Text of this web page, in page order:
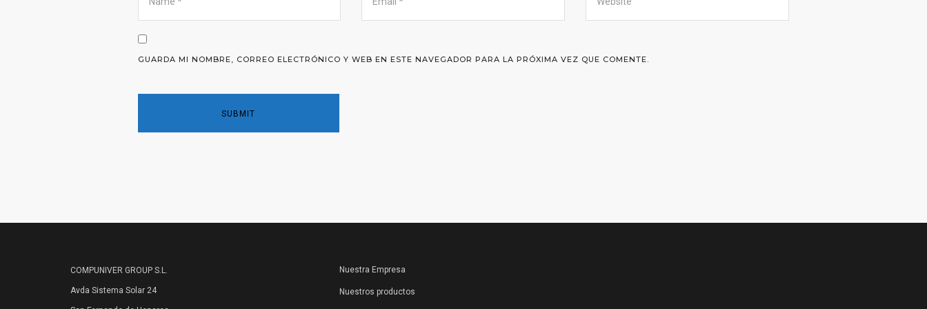
GUARDA MI NOMBRE, CORREO ELECTRÓNICO Y WEB EN ESTE NAVEGADOR PARA LA PRÓXIMA VEZ QUE COMENTE.
COMPUNIVER GROUP S.L.
Avda Sistema Solar 24
Nuestra Empresa
Nuestros productos